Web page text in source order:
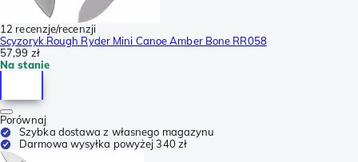
12 recenzje/recenzji
Scyzoryk Rough Ryder Mini Canoe Amber Bone RR058
57,99 zł
Na stanie
Porównaj
Szybka dostawa z własnego magazynu
Darmowa wysyłka powyżej 340 zł